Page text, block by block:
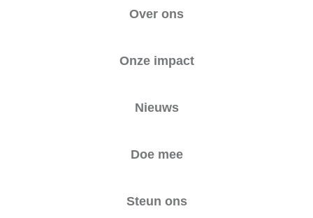
Over ons
Onze impact
Nieuws
Doe mee
Steun ons